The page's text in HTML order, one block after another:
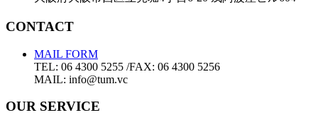
CONTACT
MAIL FORM
TEL: 06 4300 5255 /FAX: 06 4300 5256
MAIL: info@tum.vc
OUR SERVICE